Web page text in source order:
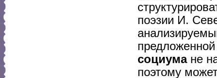
поэзии И.
социумане
поэтому